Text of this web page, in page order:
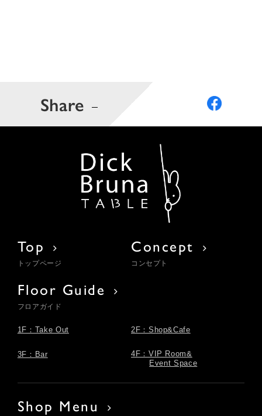
Share
Top
トップページ
Concept
コンセプト
Floor Guide
フロアガイド
1F：Take Out 2F：Shop&Cafe
3F：Bar
4F：VIP Room&
Event Space
Shop Menu